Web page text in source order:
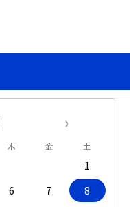
木 金 土
1
6 7
8